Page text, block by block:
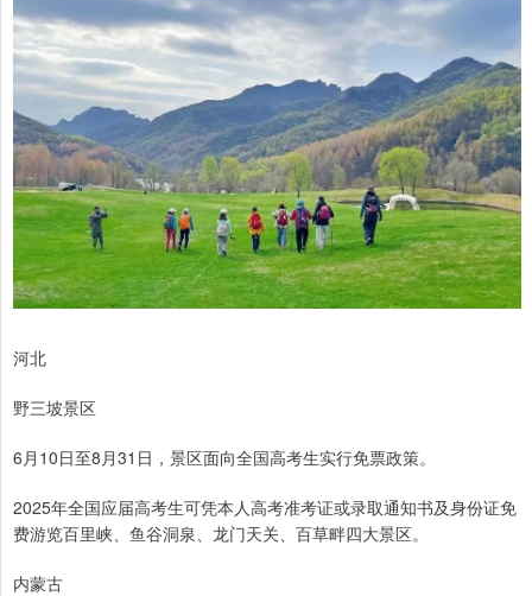
河北
野三坡景区
6月10日至8月31日，景区面向全国高考生实行免票政策。
2025年全国应届高考生可凭本人高考准考证或录取通知书及身份证免
费游览百里峡、鱼谷洞泉、龙门天关、百草畔四大景区。
内蒙古